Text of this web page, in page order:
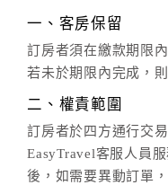
一、客房保留
訂房者須在繳款期限
若未於期限內完成，
二、權責範圍
訂房者於四方通行交
EasyTravel客服人員
後，如需要異動訂單